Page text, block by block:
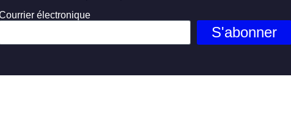
électronique
S'abonner